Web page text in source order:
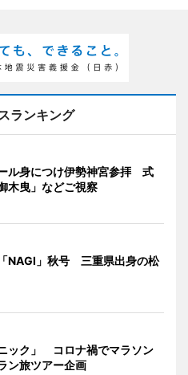
ランキング
ル身につけ伊勢神宮参拝 式
木曳」などご視察
NAGI」秋号 三重県出身の松
ック」 コロナ禍でマラソン
ン旅ツアー企画